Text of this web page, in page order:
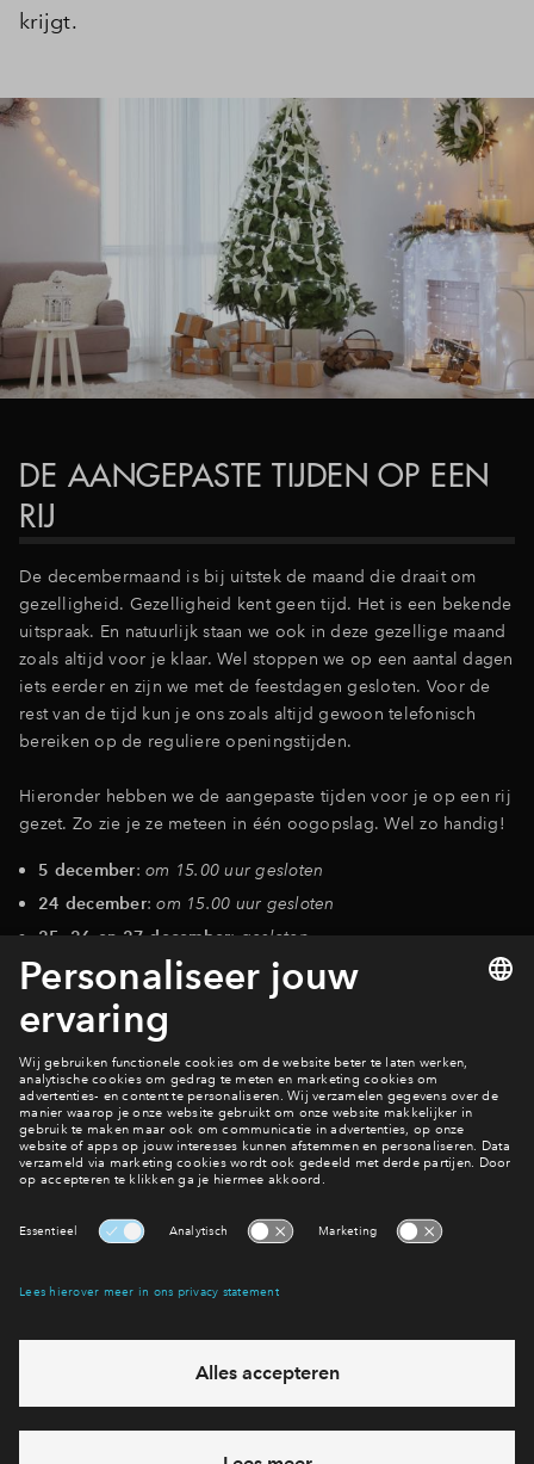
krijgt.
DE AANGEPASTE TIJDEN OP EEN
RIJ
De decembermaand is bij uitstek de maand die draait om
gezelligheid. Gezelligheid kent geen tijd. Het is een bekende
uitspraak. En natuurlijk staan we ook in deze gezellige maand
zoals altijd voor je klaar. Wel stoppen we op een aantal dagen
iets eerder en zijn we met de feestdagen gesloten. Voor de
rest van de tijd kun je ons zoals altijd gewoon telefonisch
bereiken op de reguliere openingstijden.
Hieronder hebben we de aangepaste tijden voor je op een rij
gezet. Zo zie je ze meteen in één oogopslag. Wel zo handig!
5 december: om 15.00 uur gesloten
24 december:om 15.00 uur gesloten
25, 26 en 27 december: gesloten
31 december:vanaf 15.00 uur gesloten
:
Contact
Interesse? Meld je dan snel aan
Hiermee blijf je op de hoogte van het belangrijkste nieuws en
Ja, ik wil mij aanmelden